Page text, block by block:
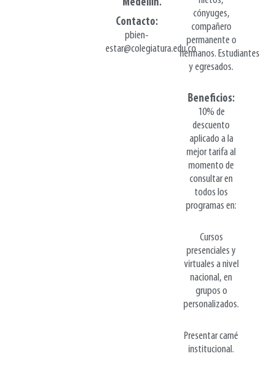
Medellín.
Contacto:
pbien-
estar@colegiatura.edu.co
cónyuges,
compañero
permanente o
hermanos. Estudiantes
y egresados.
Beneficios:
10% de
descuento
aplicado a la
mejor tarifa al
momento de
consultar en
todos los
programas en:
Cursos
presenciales y
virtuales a nivel
nacional, en
grupos o
personalizados.
Presentar carné
institucional.